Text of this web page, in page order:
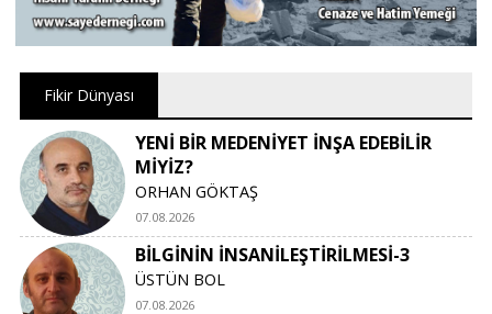
Fikir Dünyası
YENİ BİR MEDENİYET İNŞA EDEBİLİR
MİYİZ?
ORHAN GÖKTAŞ
07.08.2026
BİLGİNİN İNSANİLEŞTİRİLMESİ-3
ÜSTÜN BOL
07.08.2026